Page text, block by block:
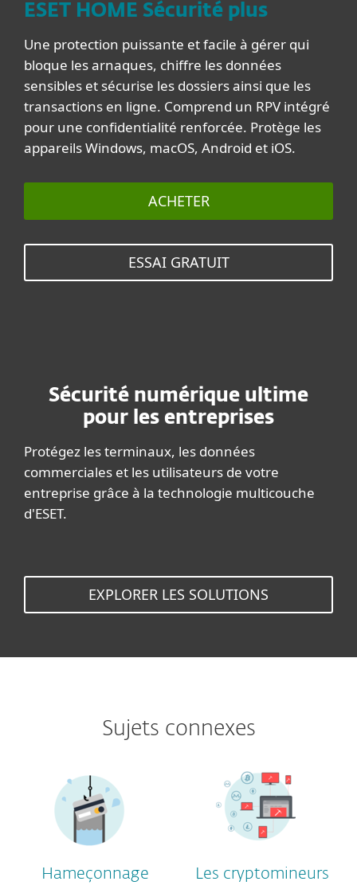
ESET HOME Sécurité plus
Une protection puissante et facile à gérer qui
bloque les arnaques, chiffre les données
sensibles et sécurise les dossiers ainsi que les
transactions en ligne. Comprend un RPV intégré
pour une confidentialité renforcée. Protège les
appareils Windows, macOS, Android et iOS.
ACHETER
ESSAI GRATUIT
Sécurité numérique ultime
pour les entreprises
Protégez les terminaux, les données
commerciales et les utilisateurs de votre
entreprise grâce à la technologie multicouche
d'ESET.
EXPLORER LES SOLUTIONS
Sujets connexes
Hameçonnage Les cryptomineurs